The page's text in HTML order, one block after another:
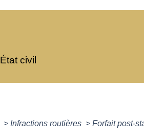
État civil
> Infractions routières > Forfait post-